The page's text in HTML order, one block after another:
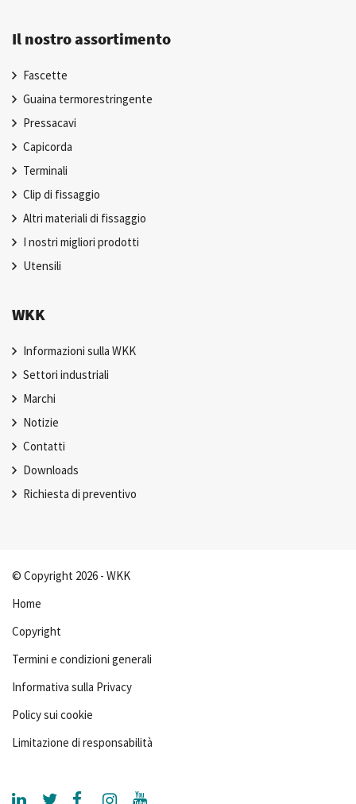
Il nostro assortimento
Fascette
Guaina termorestringente
Pressacavi
Capicorda
Terminali
Clip di fissaggio
Altri materiali di fissaggio
I nostri migliori prodotti
Utensili
WKK
Informazioni sulla WKK
Settori industriali
Marchi
Notizie
Contatti
Downloads
Richiesta di preventivo
© Copyright 2026 - WKK
Home
Copyright
Termini e condizioni generali
Informativa sulla Privacy
Policy sui cookie
Limitazione di responsabilità